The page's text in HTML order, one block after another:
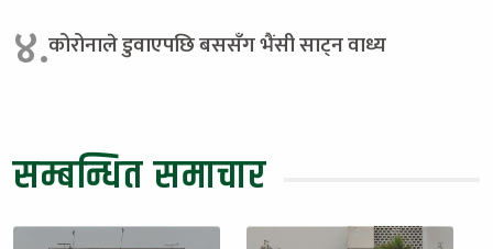
४.कोरोनाले डुवाएपछि बससँग भैंसी साट्न वाध्य
सम्बन्धित समाचार